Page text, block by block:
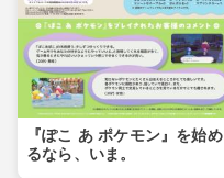
『ぽこ あ ポケモン』を始め
るなら、いま。